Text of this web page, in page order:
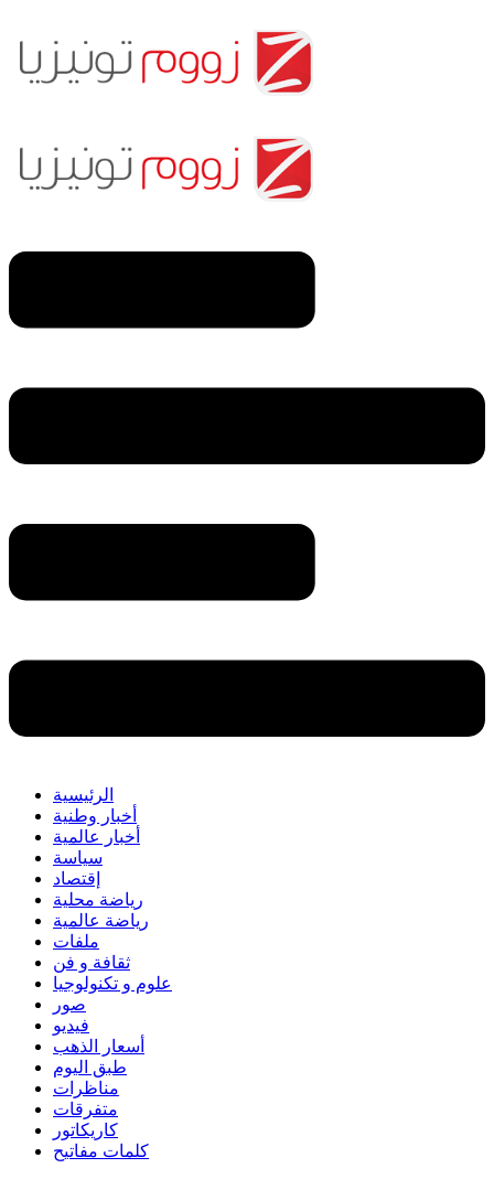
الرئيسية
أخبار وطنية
أخبار عالمية
سياسة
إقتصاد
رياضة محلية
رياضة عالمية
ملفات
ثقافة و فن
علوم و تكنولوجيا
صور
فيديو
أسعار الذهب
طبق اليوم
مناظرات
متفرقات
كاريكاتور
كلمات مفاتيح